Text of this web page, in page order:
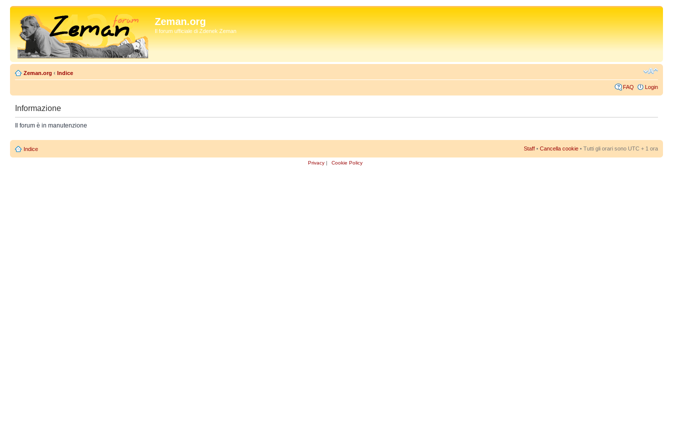
Zeman.org
Il forum ufficiale di Zdenek Zeman
Zeman.org ‹ Indice
FAQ Login
Informazione
Il forum è in manutenzione
Indice Staff • Cancella cookie • Tutti gli orari sono UTC + 1 ora
Privacy | Cookie Policy